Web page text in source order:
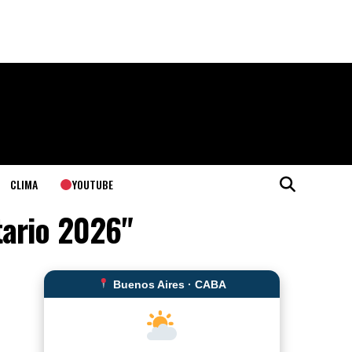
CLIMA YOUTUBE
2026"
Buenos Aires · CABA